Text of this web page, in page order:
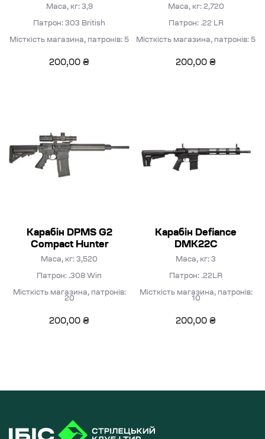
Маса, кг: 3,9
Патрон: 303 British
Місткість магазина, патронів: 5
200,00 ₴
Маса, кг: 2,720
Патрон: .22 LR
Місткість магазина, патронів: 5
200,00 ₴
Карабін DPMS G2
Compact Hunter
Маса, кг: 3,520
Патрон: .308 Win
Місткість магазина, патронів:
20
200,00 ₴
Карабін Defiance
DMK22C
Маса, кг: 3
Патрон: .22LR
Місткість магазина, патронів:
10
200,00 ₴